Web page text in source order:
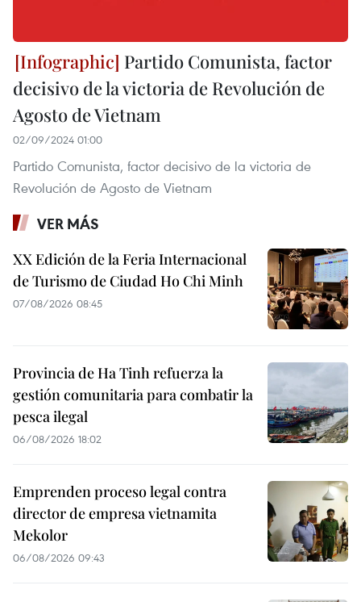
Partido Comunista, factor
decisivo de la victoria de Revolución de
Agosto de Vietnam
02/09/2024 01:00
Partido Comunista, factor decisivo de la victoria de
Revolución de Agosto de Vietnam
VER MÁS
XX Edición de la Feria Internacional
de Turismo de Ciudad Ho Chi Minh
07/08/2026 08:45
Provincia de Ha Tinh refuerza la
gestión comunitaria para combatir la
pesca ilegal
06/08/2026 18:02
Emprenden proceso legal contra
director de empresa vietnamita
Mekolor
06/08/2026 09:43